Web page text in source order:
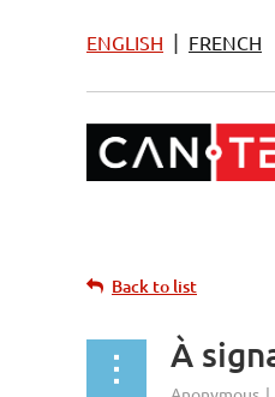
ENGLISH | FRENCH
Back to list
À